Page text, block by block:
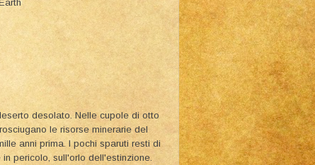
desolato. Nelle cupole di otto
le risorse minerarie del
anni prima. I pochi sparuti resti di
pericolo, sull'orlo dell'estinzione.